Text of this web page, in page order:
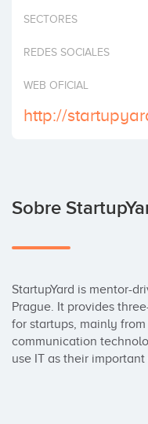
Invertir
SECTORES
REDES SOCIALES
WEB OFICIAL
http://
Sobre
StartupYard is mentor-
Prague. It provides
for startups, mainly
communication
use IT as their